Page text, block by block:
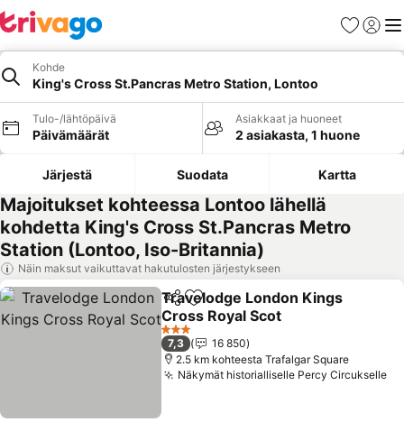
Suosikit
Kohde
King's Cross St.Pancras Metro Station, Lontoo
Tulo-/lähtöpäivä
Päivämäärät
Asiakkaat ja huoneet
2 asiakasta, 1 huone
Järjestä Suodata Kartta
Majoitukset kohteessa Lontoo lähellä
kohdetta King's Cross St.Pancras Metro
Station (Lontoo, Iso-Britannia)
Näin maksut vaikuttavat hakutulosten järjestykseen
Jaa Lisää suosikkeihin
Travelodge London Kings
Cross Royal Scot
3 Tähtiluokitus
7,3
16 850
2.5 km kohteesta Trafalgar Square
Näkymät historialliselle Percy Circukselle